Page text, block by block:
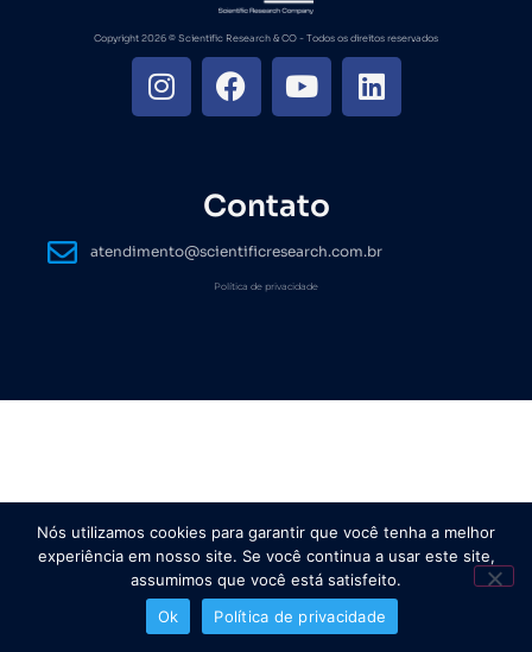
Copyright 2026 ©️ Scientific Research & CO - Todos os direitos reservados
Contato
atendimento@scientificresearch.com.br
Política de privacidade
Nós utilizamos cookies para garantir que você tenha a melhor
experiência em nosso site. Se você continua a usar este site,
assumimos que você está satisfeito.
Ok
Política de privacidade